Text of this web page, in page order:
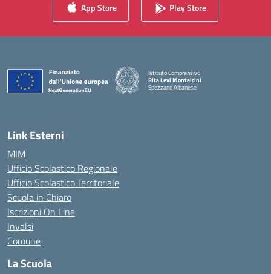
App Store Play Store
Istituto Comprensivo
Rita Levi Montalcini
Spezzano Albanese
— Visita la pagina iniziale della scuola
Link Esterni
MIM
Ufficio Scolastico Regionale
Ufficio Scolastico Territoriale
Scuola in Chiaro
Iscrizioni On Line
Invalsi
Comune
La Scuola